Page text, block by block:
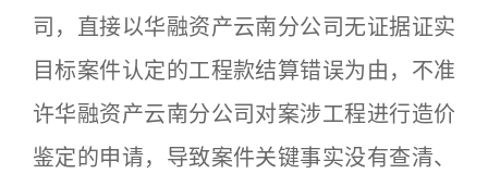
司，直接以华融资产云南分公司无证据证实
目标案件认定的工程款结算错误为由，不准
许华融资产云南分公司对案涉工程进行造价
鉴定的申请，导致案件关键事实没有查清、